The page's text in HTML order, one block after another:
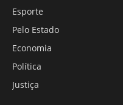
Esporte
Pelo Estado
Economia
Política
Justiça